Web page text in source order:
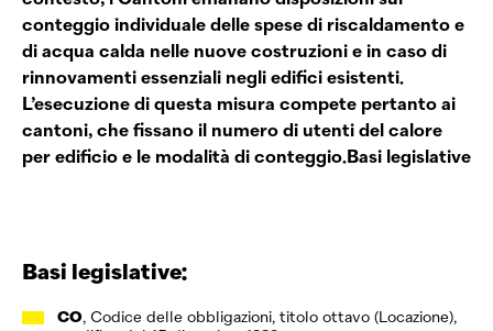
conteggio individuale delle spese di riscaldamento e
di acqua calda nelle nuove costruzioni e in caso di
rinnovamenti essenziali negli edifici esistenti.
L’esecuzione di questa misura compete pertanto ai
cantoni, che fissano il numero di utenti del calore
per edificio e le modalità di conteggio.Basi legislative
Basi legislative:
CO, Codice delle obbligazioni, titolo ottavo (Locazione),